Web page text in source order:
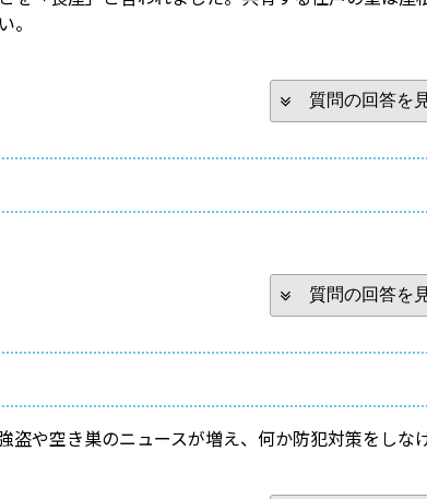
。
質問の回答を
質問の回答を
や空き巣のニュースが増え、何か防犯対策をしな